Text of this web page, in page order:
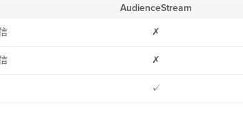
AudienceStream
✗
✗
✓